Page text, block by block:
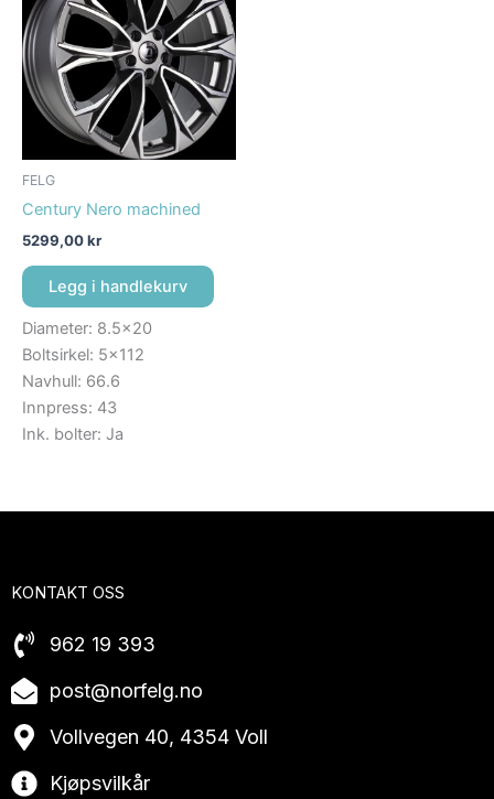
FELG
Century Nero machined
5299,00kr
Legg i handlekurv
Diameter: 8.5×20
Boltsirkel: 5×112
Navhull: 66.6
Innpress: 43
Ink. bolter: Ja
KONTAKT OSS
962 19 393
post@norfelg.no
Vollvegen 40, 4354 Voll
Kjøpsvilkår